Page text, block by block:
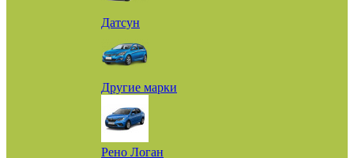
Датсун
Другие марки
Рено Логан